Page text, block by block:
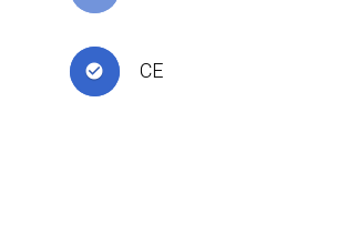
check_circle CE